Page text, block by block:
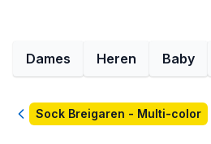
Dames Heren Baby
TerugSock Breigaren - Multi-color